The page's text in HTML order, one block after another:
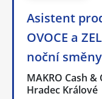
Asistent
OVOCE a
noční směny
MAKRO Cash &
Hradec Králové